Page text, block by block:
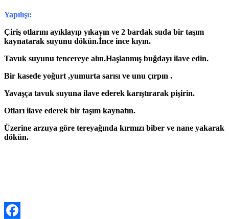
Yapılışı:
Çiriş otlarını ayıklayıp yıkayın ve 2 bardak suda bir taşım
kaynatarak suyunu dökün.İnce ince kıyın.
Tavuk suyunu tencereye alın.Haşlanmış buğdayı ilave edin.
Bir kasede yoğurt ,yumurta sarısı ve unu çırpın .
Yavaşça tavuk suyuna ilave ederek karıştırarak pişirin.
Otları ilave ederek bir taşım kaynatın.
Üzerine arzuya göre tereyağında kırmızı biber ve nane yakarak
dökün.